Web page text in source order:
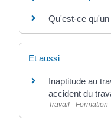
Qu'est-ce
Et aussi
Inaptitude au
accident du
Travail - Formation